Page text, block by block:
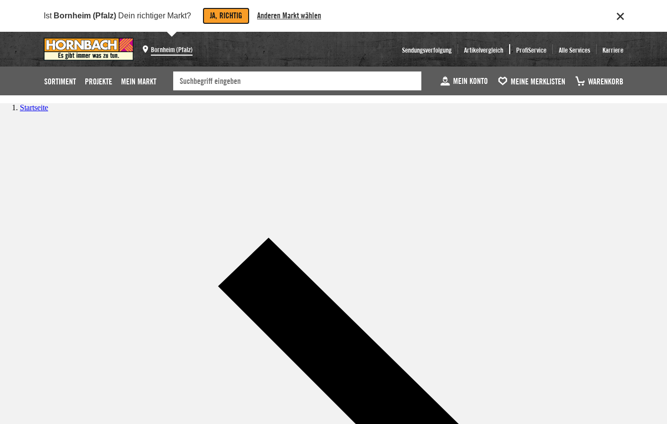
Ist Bornheim (Pfalz) Dein richtiger Markt? JA, RICHTIG Anderen Markt wählen
Bornheim (Pfalz) Sendungsverfolgung Artikelvergleich ProfiService Alle Services Karriere
SORTIMENT PROJEKTE MEIN MARKT MEIN KONTO MEINE MERKLISTEN WARENKORB
Startseite